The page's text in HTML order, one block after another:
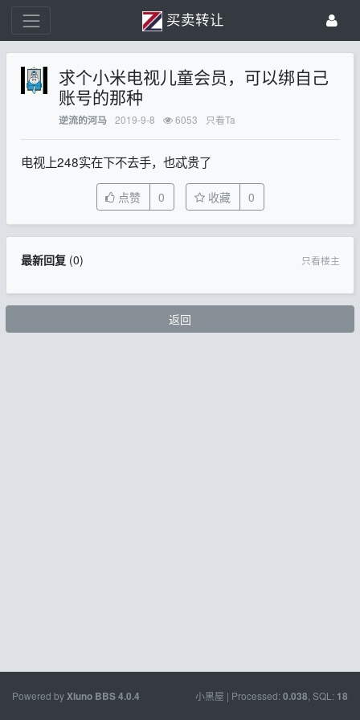
买卖转让
求个小米电视儿童会员，可以绑自己
账号的那种
逆流的河马 2019-9-8 6053 只看Ta
电视上248实在下不去手，也忒贵了
点赞 0 收藏 0
最新回复(0) 只看楼主
返回
Powered byXiuno BBS4.0.4 小黑屋 | Processed: 0.038 , SQL: 18